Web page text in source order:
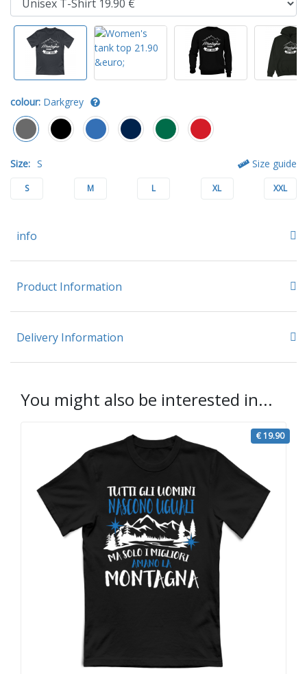
colour: Darkgrey
Size: S Size guide
S M L XL XXL
info
Product Information
Delivery Information
You might also be interested in...
€ 19.90